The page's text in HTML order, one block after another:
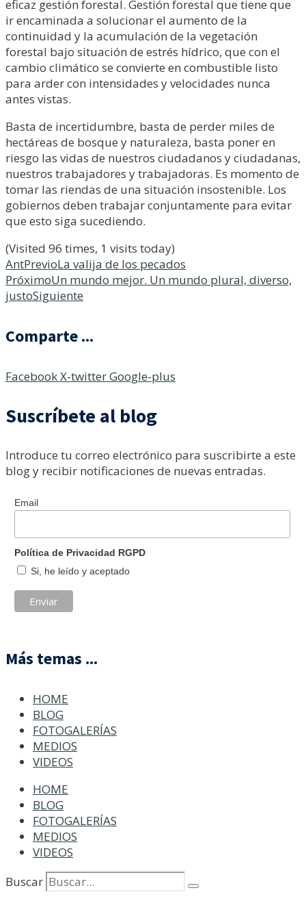
eficaz gestión forestal. Gestión forestal que tiene que
ir encaminada a solucionar el aumento de la
continuidad y la acumulación de la vegetación
forestal bajo situación de estrés hídrico, que con el
cambio climático se convierte en combustible listo
para arder con intensidades y velocidades nunca
antes vistas.
Basta de incertidumbre, basta de perder miles de
hectáreas de bosque y naturaleza, basta poner en
riesgo las vidas de nuestros ciudadanos y ciudadanas,
nuestros trabajadores y trabajadoras. Es momento de
tomar las riendas de una situación insostenible. Los
gobiernos deben trabajar conjuntamente para evitar
que esto siga sucediendo.
(Visited 96 times, 1 visits today)
AntPrevioLa valija de los pecados
PróximoUn mundo mejor. Un mundo plural, diverso,
justoSiguiente
Comparte ...
FacebookX-twitterGoogle-plus
Suscríbete al blog
Introduce tu correo electrónico para suscribirte a este
blog y recibir notificaciones de nuevas entradas.
Email
Política de Privacidad RGPD
Si, he leído y aceptado
Más temas ...
HOME
BLOG
FOTOGALERÍAS
MEDIOS
VIDEOS
HOME
BLOG
FOTOGALERÍAS
MEDIOS
VIDEOS
Buscar